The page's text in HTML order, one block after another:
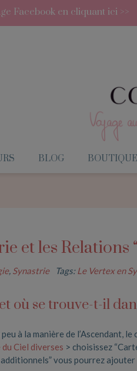
Facebook en cliquant ici >>
BLOG BOUTIQUE
et les Relations
, Synastrie Tags:Le Vertex en
où se trouve-t-il
à la manière de l’Ascendant, le
Ciel diverses > choisissez
vous pourrez ajouter